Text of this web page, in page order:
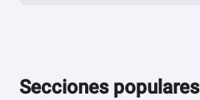
Secciones populares